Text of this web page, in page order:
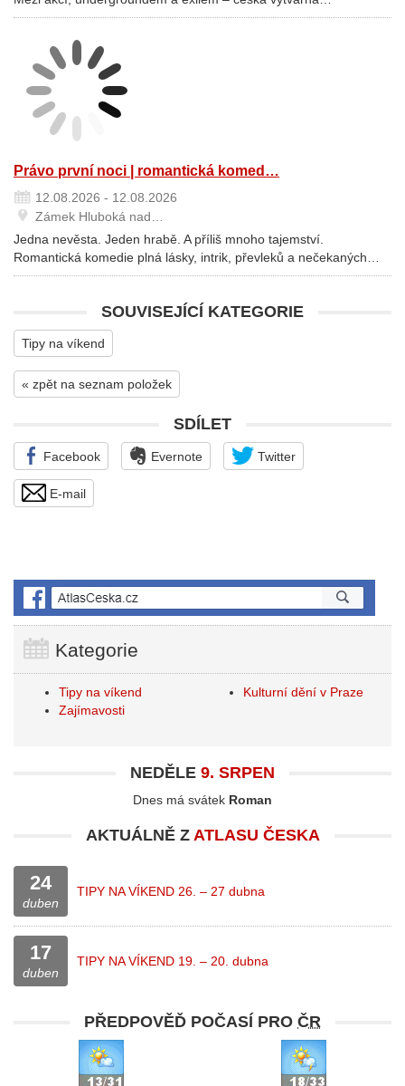
Právo první noci | romantická komed…
12.08.2026 - 12.08.2026
Zámek Hluboká nad…
Jedna nevěsta. Jeden hrabě. A příliš mnoho tajemství.
Romantická komedie plná lásky, intrik, převleků a nečekaných…
SOUVISEJÍCÍ KATEGORIE
Tipy na víkend
« zpět na seznam položek
SDÍLET
Facebook Evernote Twitter
E-mail
Kategorie
Tipy na víkend
Zajímavosti
Kulturní dění v Praze
NEDĚLE 9. SRPEN
Dnes má svátek Roman
AKTUÁLNĚ Z ATLASU ČESKA
24
duben
TIPY NA VÍKEND 26. – 27 dubna
17
duben
TIPY NA VÍKEND 19. – 20. dubna
PŘEDPOVĚĎ POČASÍ PRO ČR